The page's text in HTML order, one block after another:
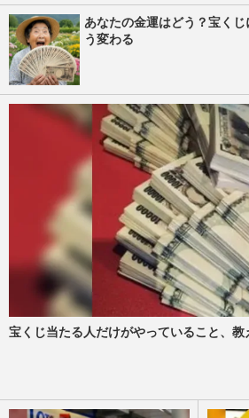
あなたの金運はどう？宝く
う変わる
宝くじ当たる人だけがやっていること、教